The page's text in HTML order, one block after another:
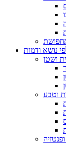
נושא ודמות
ושטן
וטבע